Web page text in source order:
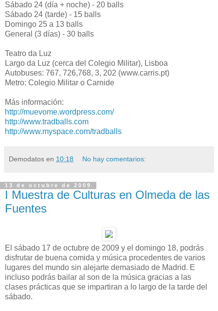
Sábado 24 (día + noche) - 20 balls
Sábado 24 (tarde) - 15 balls
Domingo 25 a 13 balls
General (3 días) - 30 balls
Teatro da Luz
Largo da Luz (cerca del Colegio Militar), Lisboa
Autobuses: 767, 726,768, 3, 202 (www.carris.pt)
Metro: Colegio Militar o Carnide
Más información:
http://muevome.wordpress.com/
http://www.tradballs.com
http://www.myspace.com/tradballs
Demodatos en 10:18 No hay comentarios:
13 de octubre de 2009
I Muestra de Culturas en Olmeda de las
Fuentes
El sábado 17 de octubre de 2009 y el domingo 18, podrás
disfrutar de buena comida y música procedentes de varios
lugares del mundo sin alejarte demasiado de Madrid. E
incluso podrás bailar al son de la música gracias a las
clases prácticas que se impartiran a lo largo de la tarde del
sábado.